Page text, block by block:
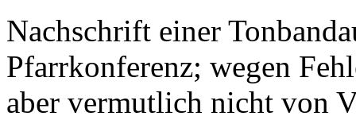
Nachschrift einer
Pfarrkonferenz; wegen
aber vermutlich nicht von